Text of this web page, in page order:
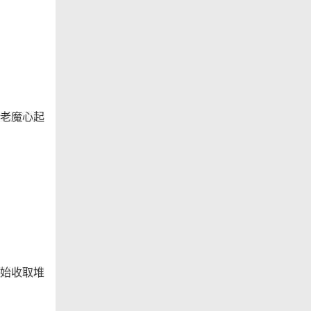
魔心起
收取堆